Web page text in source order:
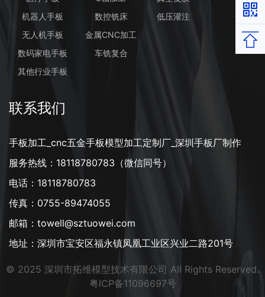
机器人手板
无人机手板
数码家电手板
其他行业手板
数控铣床
金属CNC加工
车铣复合
低压灌注
联系我们
手板加工_cnc五金手板模型加工定制厂_深圳手板厂制作
服务热线：18118780783（微信同号）
电话：18118780783
传真：0755-89474055
邮箱：towell@sztuowei.com
地址：深圳市宝安区福永镇凤凰工业区兴业二路201号
© 2025 深圳市拓维模型技术有限公司 All Rights Reserved.
粤ICP备11096697号
返回